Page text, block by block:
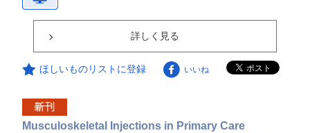
詳しく見る
ほしいものリストに登録 いいね
Musculoskeletal Injections in Primary Care